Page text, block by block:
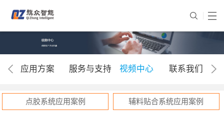
应用方案 服务与支持 视频中心 联系我们
点胶系统应用案例 辅料贴合系统应用案例